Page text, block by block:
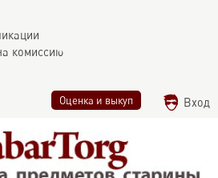
комиссию
Оценка и выкуп Вход